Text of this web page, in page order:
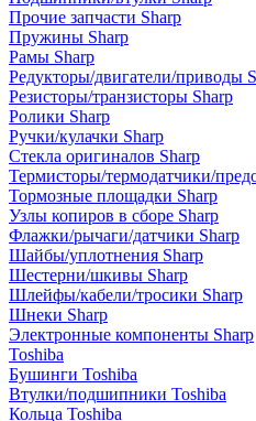
Прочие запчасти Sharp
Пружины Sharp
Рамы Sharp
Редукторы/двигатели/приводы
Резисторы/транзисторы Sharp
Ролики Sharp
Ручки/кулачки Sharp
Стекла оригиналов Sharp
Термисторы/термодатчики/
Тормозные площадки Sharp
Узлы копиров в сборе Sharp
Флажки/рычаги/датчики Sharp
Шайбы/уплотнения Sharp
Шестерни/шкивы Sharp
Шлейфы/кабели/тросики Sharp
Шнеки Sharp
Электронные компоненты Sharp
Toshiba
Бушинги Toshiba
Втулки/подшипники Toshiba
Кольца Toshiba